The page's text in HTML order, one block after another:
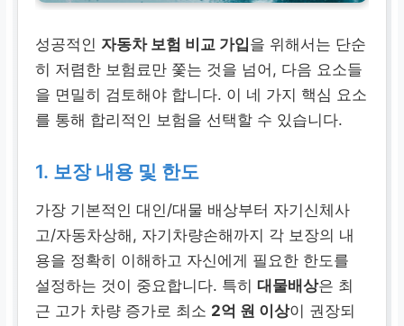
성공적인 자동차 보험 비교 가입을 위해서는 단순
히 저렴한 보험료만 쫓는 것을 넘어, 다음 요소들
을 면밀히 검토해야 합니다. 이 네 가지 핵심 요소
를 통해 합리적인 보험을 선택할 수 있습니다.
1. 보장 내용 및 한도
가장 기본적인 대인/대물 배상부터 자기신체사
고/자동차상해, 자기차량손해까지 각 보장의 내
용을 정확히 이해하고 자신에게 필요한 한도를
설정하는 것이 중요합니다. 특히대물배상은 최
근 고가 차량 증가로 최소 2억 원 이상이 권장되